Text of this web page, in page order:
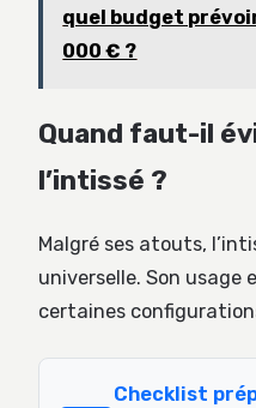
quel budget
000 € ?
Quand faut-il
l’intissé ?
Malgré ses atouts,
universelle. Son usage
certaines
Checklist